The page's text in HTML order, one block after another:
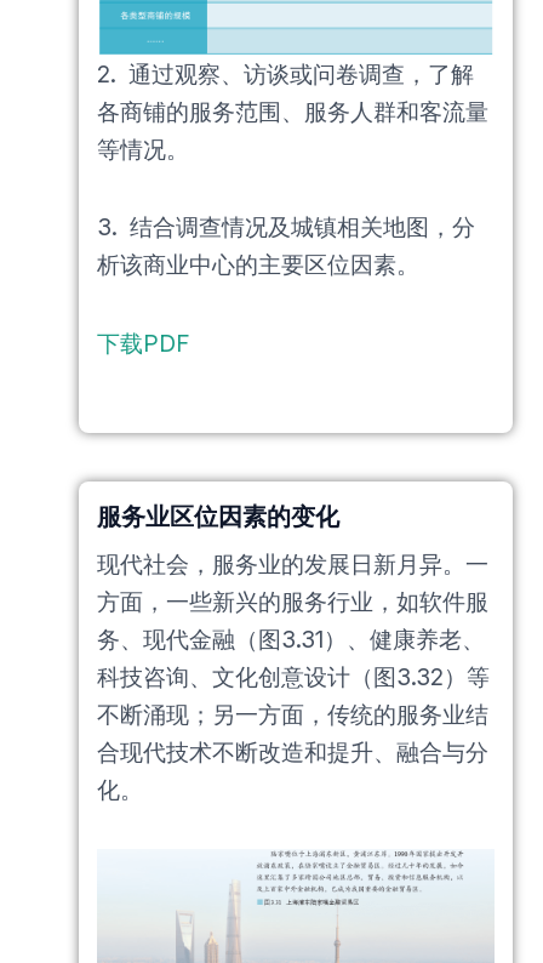
2. 通过观察、访谈或问卷调查，了解
各商铺的服务范围、服务人群和客流量
等情况。
3. 结合调查情况及城镇相关地图，分
析该商业中心的主要区位因素。
下载PDF
服务业区位因素的变化
现代社会，服务业的发展日新月异。一
方面，一些新兴的服务行业，如软件服
务、现代金融（图3.31）、健康养老、
科技咨询、文化创意设计（图3.32）等
不断涌现；另一方面，传统的服务业结
合现代技术不断改造和提升、融合与分
化。